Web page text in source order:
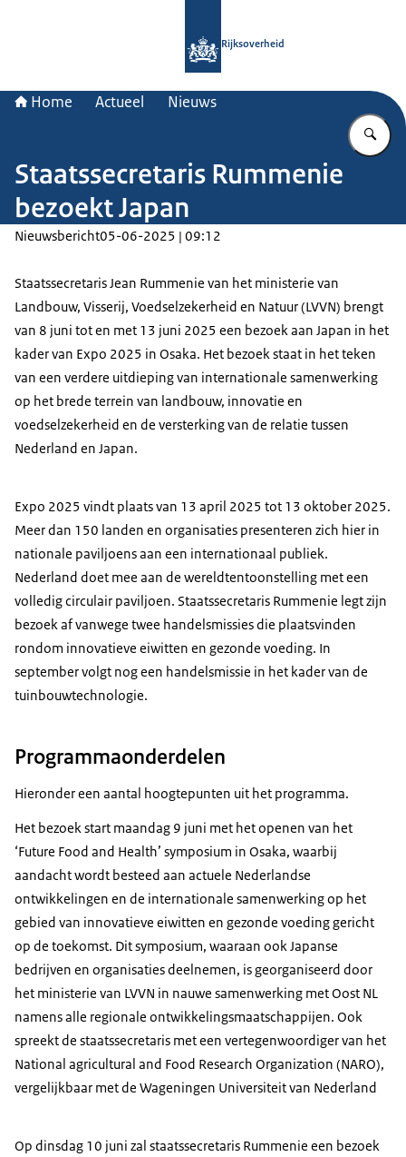
Rijksoverheid
Home Actueel Nieuws
Staatssecretaris Rummenie
bezoekt Japan
Nieuwsbericht05-06-2025 | 09:12
Staatssecretaris Jean Rummenie van het ministerie van
Landbouw, Visserij, Voedselzekerheid en Natuur (LVVN) brengt
van 8 juni tot en met 13 juni 2025 een bezoek aan Japan in het
kader van Expo 2025 in Osaka. Het bezoek staat in het teken
van een verdere uitdieping van internationale samenwerking
op het brede terrein van landbouw, innovatie en
voedselzekerheid en de versterking van de relatie tussen
Nederland en Japan.
Expo 2025 vindt plaats van 13 april 2025 tot 13 oktober 2025.
Meer dan 150 landen en organisaties presenteren zich hier in
nationale paviljoens aan een internationaal publiek.
Nederland doet mee aan de wereldtentoonstelling met een
volledig circulair paviljoen. Staatssecretaris Rummenie legt zijn
bezoek af vanwege twee handelsmissies die plaatsvinden
rondom innovatieve eiwitten en gezonde voeding. In
september volgt nog een handelsmissie in het kader van de
tuinbouwtechnologie.
Programmaonderdelen
Hieronder een aantal hoogtepunten uit het programma.
Het bezoek start maandag 9 juni met het openen van het
‘Future Food and Health’ symposium in Osaka, waarbij
aandacht wordt besteed aan actuele Nederlandse
ontwikkelingen en de internationale samenwerking op het
gebied van innovatieve eiwitten en gezonde voeding gericht
op de toekomst. Dit symposium, waaraan ook Japanse
bedrijven en organisaties deelnemen, is georganiseerd door
het ministerie van LVVN in nauwe samenwerking met Oost NL
namens alle regionale ontwikkelingsmaatschappijen. Ook
spreekt de staatssecretaris met een vertegenwoordiger van het
National agricultural and Food Research Organization (NARO),
vergelijkbaar met de Wageningen Universiteit van Nederland
Op dinsdag 10 juni zal staatssecretaris Rummenie een bezoek